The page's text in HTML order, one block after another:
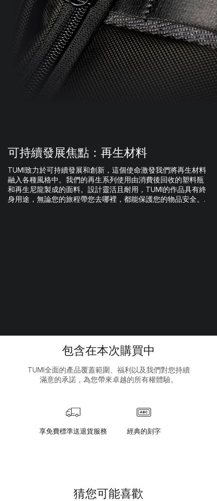
可持續發展焦點：再生材料
TUMI致力於可持續發展和創新，這個使命激發我們將再生材料
融入各種風格中。我們的再生系列使用由消費後回收的塑料瓶
和再生尼龍製成的面料。設計靈活且耐用，TUMI的作品具有終
身用途，無論您的旅程帶您去哪裡，都能保護您的物品安全。.
包含在本次購買中
TUMI全面的產品覆蓋範圍、福利以及我們對您持續
滿意的承諾，為您帶來卓越的所有權體驗。
享免費標準送退貨服務 經典的刻字
猜您可能喜歡